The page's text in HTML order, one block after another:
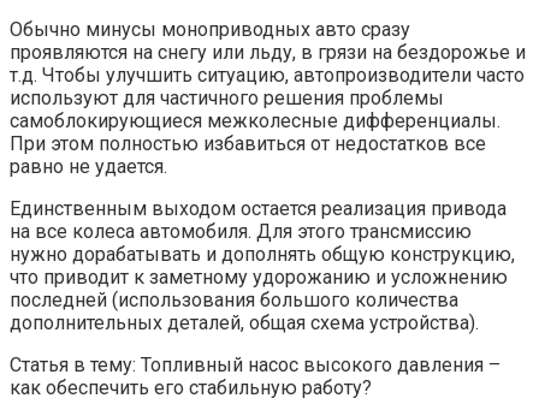
Обычно минусы моноприводных авто сразу
проявляются на снегу или льду, в грязи на бездорожье и
т.д. Чтобы улучшить ситуацию, автопроизводители часто
используют для частичного решения проблемы
самоблокирующиеся межколесные дифференциалы.
При этом полностью избавиться от недостатков все
равно не удается.
Единственным выходом остается реализация привода
на все колеса автомобиля. Для этого трансмиссию
нужно дорабатывать и дополнять общую конструкцию,
что приводит к заметному удорожанию и усложнению
последней (использования большого количества
дополнительных деталей, общая схема устройства).
Статья в тему: Топливный насос высокого давления –
как обеспечить его стабильную работу?